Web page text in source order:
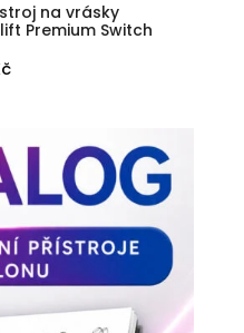
je:
2
690 Kč.
na vrásky
Premium Switch
Aktuální
990 Kč.